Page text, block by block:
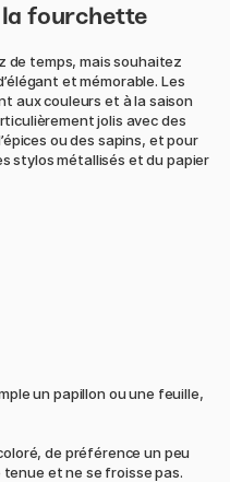
fourchette
de temps, mais souhaitez
et mémorable. Les
aux couleurs et à la saison
jolis avec des
ou des sapins, et pour
stylos métallisés et du papier
un papillon ou une feuille,
de préférence un peu
tenue et ne se froisse pas.